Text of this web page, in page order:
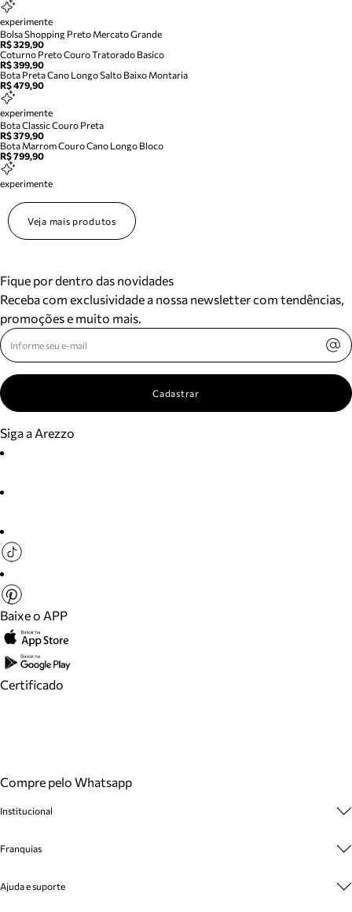
experimente
Bolsa Shopping Preto Mercato Grande
R$ 329,90
Coturno Preto Couro Tratorado Basico
R$ 399,90
Bota Preta Cano Longo Salto Baixo Montaria
R$ 479,90
experimente
Bota Classic Couro Preta
R$ 379,90
Bota Marrom Couro Cano Longo Bloco
R$ 799,90
experimente
Veja mais produtos
Fique por dentro das novidades
Receba com exclusividade a nossa newsletter com tendências,
promoções e muito mais.
Cadastrar
Siga a Arezzo
Baixe o APP
Certificado
Compre pelo Whatsapp
Institucional
Cashback
Venda Corporativa
Franquias
Plano de Negócio
Ajuda e suporte